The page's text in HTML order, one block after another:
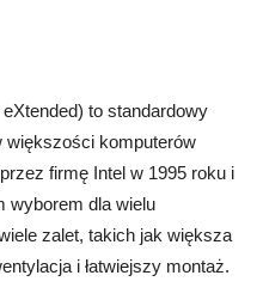
to standardowy
większości komputerów
firmę Intel w 1995 roku i
wyborem dla wielu
zalet, takich jak większa
i łatwiejszy montaż.